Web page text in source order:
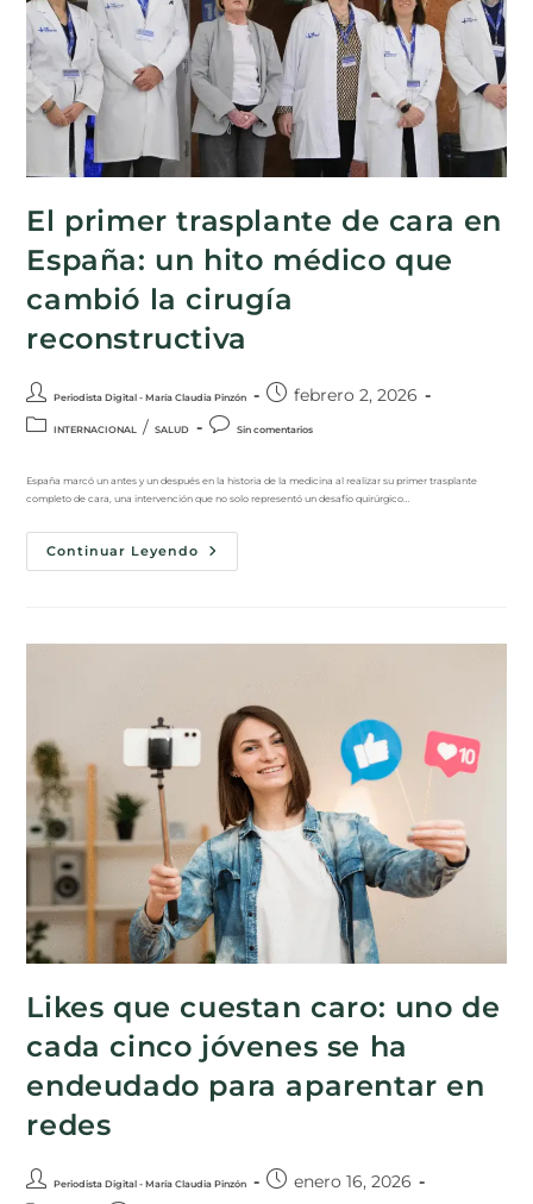
El primer trasplante de cara en
España: un hito médico que
cambió la cirugía
reconstructiva
Periodista Digital - María Claudia Pinzón febrero 2, 2026
INTERNACIONAL / SALUD Sin comentarios
España marcó un antes y un después en la historia de la medicina al realizar su primer trasplante
completo de cara, una intervención que no solo representó un desafío quirúrgico…
Continuar Leyendo
Likes que cuestan caro: uno de
cada cinco jóvenes se ha
endeudado para aparentar en
redes
Periodista Digital - María Claudia Pinzón enero 16, 2026